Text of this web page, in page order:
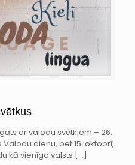
ar valodu svētkiem – 26.
dienu, bet 15. oktobrī,
kā vienīgo valsts […]